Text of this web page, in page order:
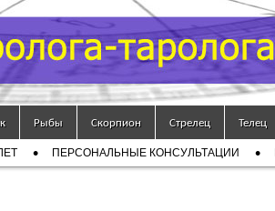
Рыбы Скорпион Стрелец Телец
ПЕРСОНАЛЬНЫЕ КОНСУЛЬТАЦИИ